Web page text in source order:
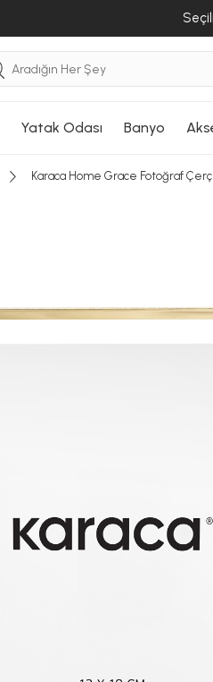
Yatak Odası Banyo
Karaca Home Grace Fotoğraf